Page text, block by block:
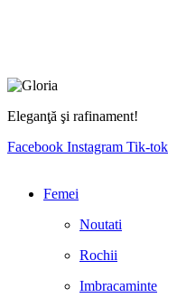
Eleganţă şi rafinament!
Facebook Instagram Tik-tok
Femei
Noutati
Rochii
Imbracaminte